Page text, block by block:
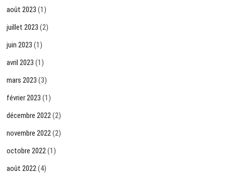
août 2023 (1)
juillet 2023 (2)
juin 2023 (1)
avril 2023 (1)
mars 2023 (3)
février 2023 (1)
décembre 2022(2)
novembre 2022(2)
octobre 2022(1)
août 2022(4)